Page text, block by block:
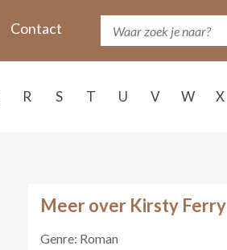
Contact
R S T U V W X
Meer over Kirsty Ferry
Genre: Roman